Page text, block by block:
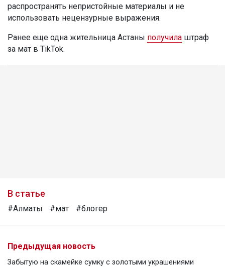
распространять непристойные материалы и не
использовать нецензурные выражения.
Ранее еще одна жительница Астаны получила штраф
за мат в TikTok.
В статье
#Алматы #мат #блогер
Предыдущая новость
Забытую на скамейке сумку с золотыми украшениями